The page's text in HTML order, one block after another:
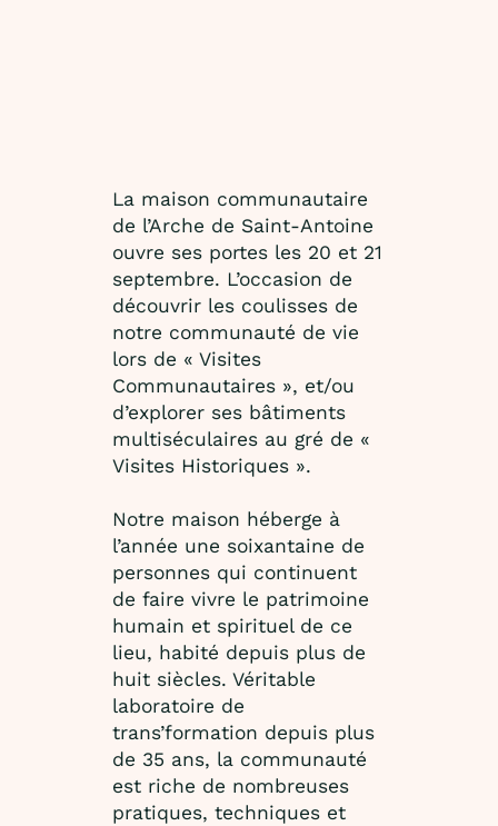
La maison communautaire
de l’Arche de Saint-Antoine
ouvre ses portes les 20 et 21
septembre. L’occasion de
découvrir les coulisses de
notre communauté de vie
lors de « Visites
Communautaires », et/ou
d’explorer ses bâtiments
multiséculaires au gré de «
Visites Historiques ».
Notre maison héberge à
l’année une soixantaine de
personnes qui continuent
de faire vivre le patrimoine
humain et spirituel de ce
lieu, habité depuis plus de
huit siècles. Véritable
laboratoire de
trans’formation depuis plus
de 35 ans, la communauté
est riche de nombreuses
pratiques, techniques et